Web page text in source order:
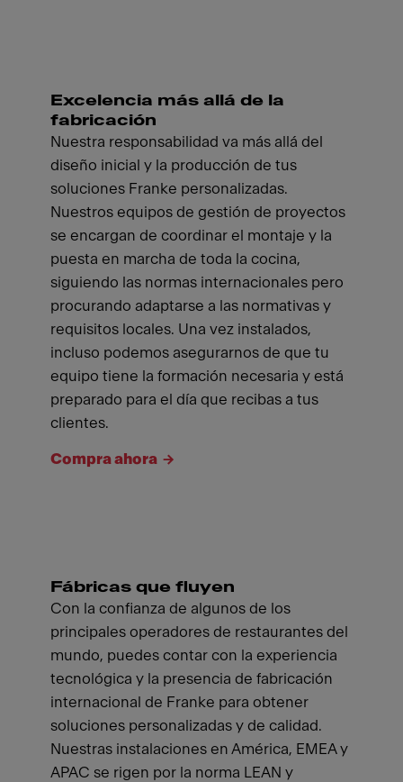
Excelencia más allá de la
fabricación
Nuestra responsabilidad va más allá del
diseño inicial y la producción de tus
soluciones Franke personalizadas.
Nuestros equipos de gestión de proyectos
se encargan de coordinar el montaje y la
puesta en marcha de toda la cocina,
siguiendo las normas internacionales pero
procurando adaptarse a las normativas y
requisitos locales. Una vez instalados,
incluso podemos asegurarnos de que tu
equipo tiene la formación necesaria y está
preparado para el día que recibas a tus
clientes.
Compra ahora
Fábricas que fluyen
Con la confianza de algunos de los
principales operadores de restaurantes del
mundo, puedes contar con la experiencia
tecnológica y la presencia de fabricación
internacional de Franke para obtener
soluciones personalizadas y de calidad.
Nuestras instalaciones en América, EMEA y
APAC se rigen por la norma LEAN y